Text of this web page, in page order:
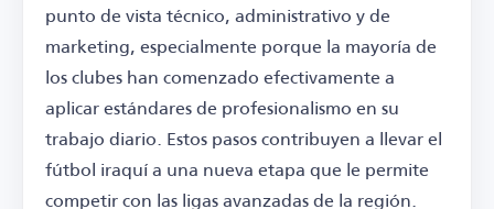
punto de vista técnico, administrativo y de
marketing, especialmente porque la mayoría de
los clubes han comenzado efectivamente a
aplicar estándares de profesionalismo en su
trabajo diario. Estos pasos contribuyen a llevar el
fútbol iraquí a una nueva etapa que le permite
competir con las ligas avanzadas de la región.